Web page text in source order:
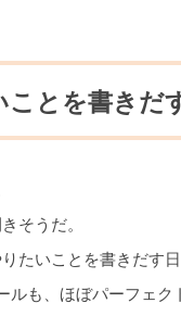
とを書きだ
そうだ。
たいことを書きだす日
ルも、ほぼパーフェク